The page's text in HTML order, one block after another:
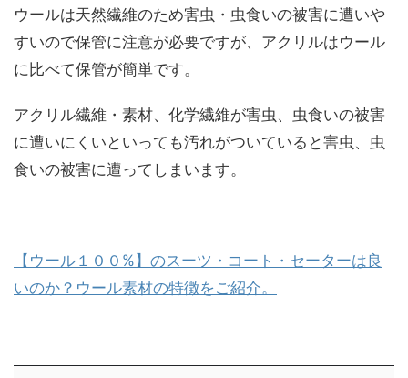
ウールは天然繊維のため害虫・虫食いの被害に遭いや
すいので保管に注意が必要ですが、アクリルはウール
に比べて保管が簡単です。
アクリル繊維・素材、化学繊維が害虫、虫食いの被害
に遭いにくいといっても汚れがついていると害虫、虫
食いの被害に遭ってしまいます。
【ウール１００%】のスーツ・コート・セーターは良
いのか？ウール素材の特徴をご紹介。